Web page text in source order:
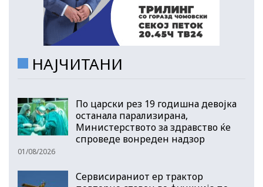
НАЈЧИТАНИ
По царски рез 19 годишна девојка
останала парализирана,
Министерството за здравство ќе
спроведе вонреден надзор
01/08/2026
Сервисираниот ер трактор